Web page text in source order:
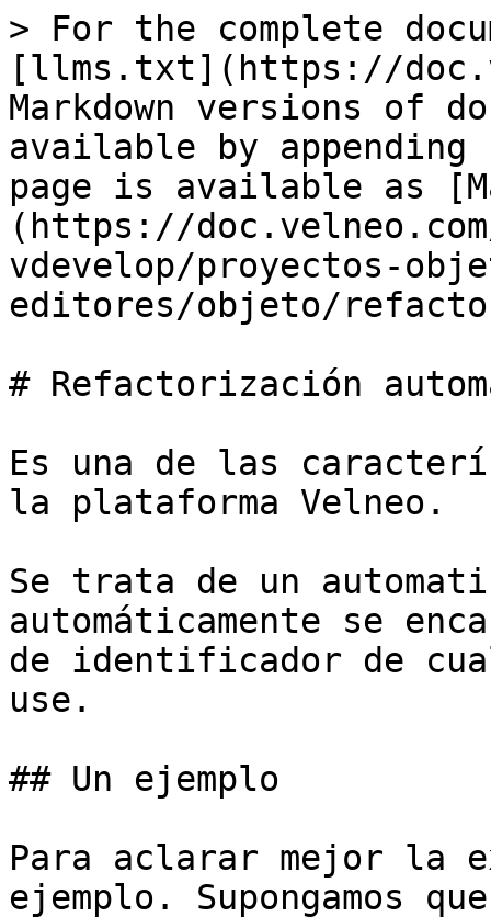
> For the complete
[llms.txt](https://
Markdown versions of
available by
page is available as
(https://
vdevelop/proyectos-
editores/objeto/
# Refactorización
Es una de las
la plataforma Velneo.
Se trata de un
automáticamente se
de identificador de
use.
## Un ejemplo
Para aclarar mejor la
ejemplo. Supongamos